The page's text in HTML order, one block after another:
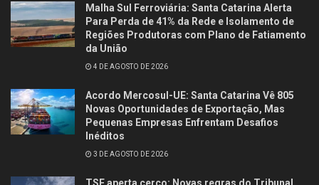
Malha Sul Ferroviária: Santa Catarina Alerta
Para Perda de 41% da Rede e Isolamento de
Regiões Produtoras com Plano de Fatiamento
da União
4 DE AGOSTO DE 2026
Acordo Mercosul-UE: Santa Catarina Vê 805
Novas Oportunidades de Exportação, Mas
Pequenas Empresas Enfrentam Desafios
Inéditos
3 DE AGOSTO DE 2026